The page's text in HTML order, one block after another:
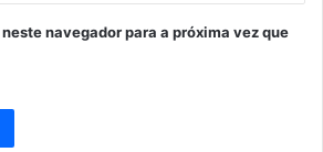
navegador para a próxima vez que